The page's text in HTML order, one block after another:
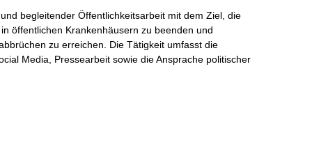
begleitender Öffentlichkeitsarbeit mit dem Ziel, die
öffentlichen Krankenhäusern zu beenden und
zu erreichen. Die Tätigkeit umfasst die
Media, Pressearbeit sowie die Ansprache politischer